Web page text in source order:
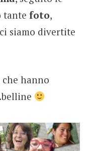
tante foto,
siamo divertite
che hanno